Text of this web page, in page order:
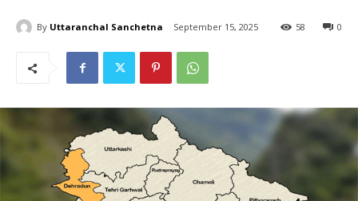
By Uttaranchal Sanchetna September 15, 2025 0
58